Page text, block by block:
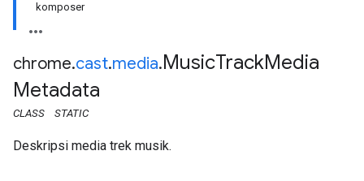
komposer
chrome.cast.media.MusicTrackMedia
Metadata
CLASS STATIC
Deskripsi media trek musik.